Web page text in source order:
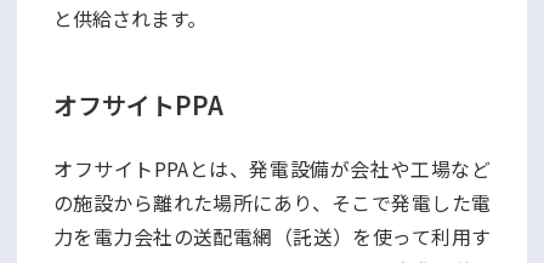
と供給されます。
オフサイトPPA
オフサイトPPAとは、発電設備が会社や工場など
の施設から離れた場所にあり、そこで発電した電
力を電力会社の送配電網（託送）を使って利用す